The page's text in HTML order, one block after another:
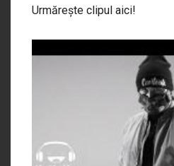
Urmărește clipul aici!